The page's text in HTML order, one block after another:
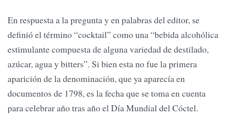
En respuesta a la pregunta y en palabras del editor, se
definió el término “cocktail” como una “bebida alcohólica
estimulante compuesta de alguna variedad de destilado,
azúcar, agua y bitters”. Si bien esta no fue la primera
aparición de la denominación, que ya aparecía en
documentos de 1798, es la fecha que se toma en cuenta
para celebrar año tras año el Día Mundial del Cóctel.